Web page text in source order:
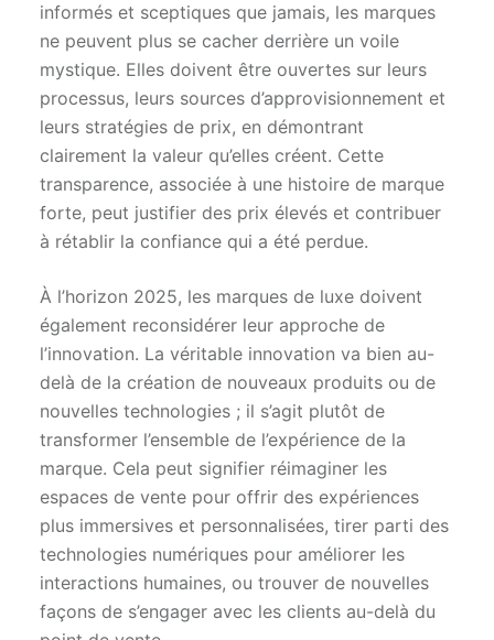
informés et sceptiques que jamais, les marques
ne peuvent plus se cacher derrière un voile
mystique. Elles doivent être ouvertes sur leurs
processus, leurs sources d’approvisionnement et
leurs stratégies de prix, en démontrant
clairement la valeur qu’elles créent. Cette
transparence, associée à une histoire de marque
forte, peut justifier des prix élevés et contribuer
à rétablir la confiance qui a été perdue.
À l’horizon 2025, les marques de luxe doivent
également reconsidérer leur approche de
l’innovation. La véritable innovation va bien au-
delà de la création de nouveaux produits ou de
nouvelles technologies ; il s’agit plutôt de
transformer l’ensemble de l’expérience de la
marque. Cela peut signifier réimaginer les
espaces de vente pour offrir des expériences
plus immersives et personnalisées, tirer parti des
technologies numériques pour améliorer les
interactions humaines, ou trouver de nouvelles
façons de s’engager avec les clients au-delà du